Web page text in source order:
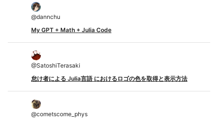
@dannchu
My GPT + Math + Julia Code
@SatoshiTerasaki
怠け者による Julia言語 におけるロゴの色を取得と表示方法
@cometscome_phys